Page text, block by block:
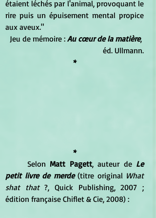
étaient léchés par l'animal, provoquant le
rire puis un épuisement mental propice
aux aveux."
Jeu de mémoire : Au cœur de la matière,
éd. Ullmann.
*
*
	Selon
Matt Pagett, auteur de Le
petit livre de merde (titre original What
shat that ?, Quick Publishing, 2007 ;
édition française Chiflet & Cie, 2008) :